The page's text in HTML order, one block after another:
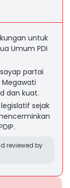
untuk
Umum PDI
partai
dan kuat.
sejak
reviewed by